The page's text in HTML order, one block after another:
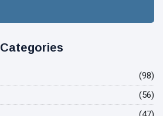
Categories
(98)
(56)